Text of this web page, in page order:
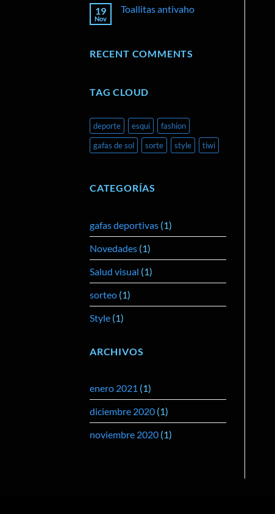
en
19
Nov
Toallitas antivaho
Toallitas
RECENT COMMENTS
TAG CLOUD
deporte esqui
fashion
gafas de sol
sorte style tiwi
CATEGORÍAS
gafas deportivas (1)
Novedades (1)
Salud visual (1)
sorteo (1)
Style (1)
ARCHIVOS
enero 2021 (1)
diciembre 2020 (1)
noviembre 2020 (1)